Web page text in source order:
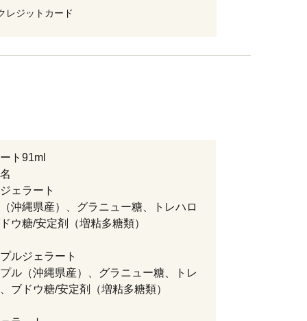
レジットカード
ト91ml
ェラート
沖縄県産）、グラニュー糖、トレハロ
ウ糖/安定剤（増粘多糖類）
ルジェラート
ル（沖縄県産）、グラニュー糖、トレ
ブドウ糖/安定剤（増粘多糖類）